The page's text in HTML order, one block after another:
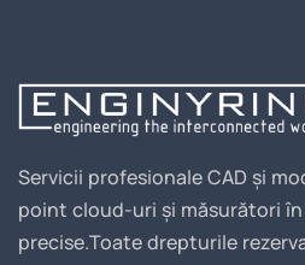
Servicii profesionale CAD și
point cloud-uri și măsurători în
precise.Toate drepturile